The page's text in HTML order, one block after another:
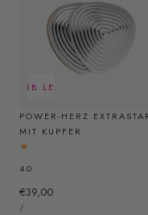
LEGEN
POWER-HERZ
MIT KUPFER
4.0
Regulärer
Preis
€39,00
STÜCKPREIS
/PRO